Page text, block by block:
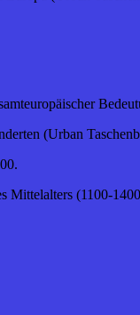
(Urban
(1100-